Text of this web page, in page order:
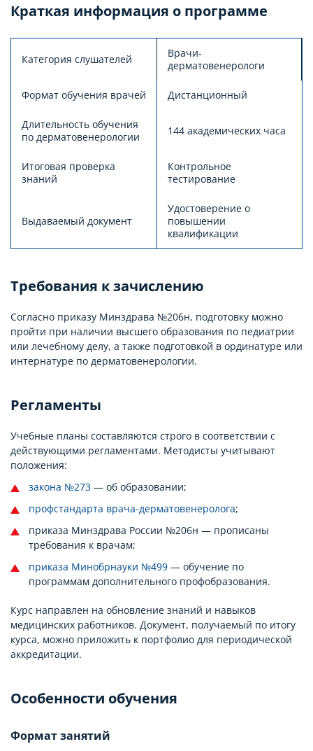
Краткая информация о программе
Категория слушателей
Врачи-
дерматовенерологи
Формат обучения врачей Дистанционный
Длительность обучения
по дерматовенерологии
144 академических часа
Итоговая проверка
знаний
Контрольное
тестирование
Выдаваемый документ
Удостоверение о
повышении
квалификации
Требования к зачислению
Согласно приказу Минздрава №206н, подготовку можно
пройти при наличии высшего образования по педиатрии
или лечебному делу, а также подготовкой в ординатуре или
интернатуре по дерматовенерологии.
Регламенты
Учебные планы составляются строго в соответствии с
действующими регламентами. Методисты учитывают
положения:
закона №273 — об образовании;
профстандарта врача-дерматовенеролога;
приказа Минздрава России №206н — прописаны
требования к врачам;
приказа Минобрнауки №499 — обучение по
программам дополнительного профобразования.
Курс направлен на обновление знаний и навыков
медицинских работников. Документ, получаемый по итогу
курса, можно приложить к портфолио для периодической
аккредитации.
Особенности обучения
Формат занятий